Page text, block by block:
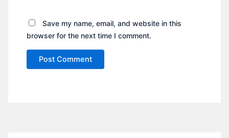
Save my name, email, and website in this
browser for the next time I comment.